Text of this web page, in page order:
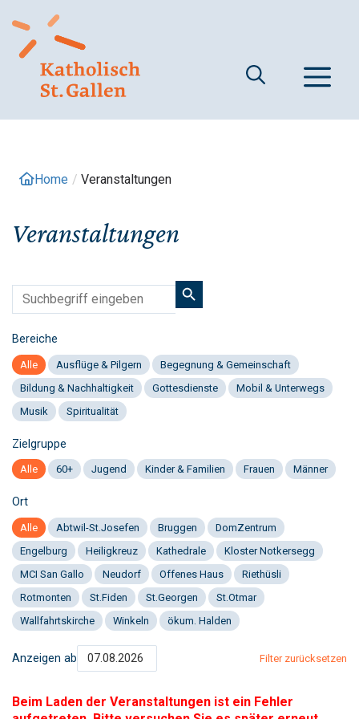
zum
Inhalt
Home / Veranstaltungen
Veranstaltungen
Bereiche
Alle Ausflüge & Pilgern
Begegnung & Gemeinschaft
Bildung & Nachhaltigkeit
Gottesdienste
Mobil & Unterwegs
Musik
Spiritualität
Zielgruppe
Alle 60+ Jugend Kinder & Familien Frauen Männer
Ort
Alle Abtwil-St.Josefen Bruggen
DomZentrum
Engelburg
Heiligkreuz Kathedrale
Kloster Notkersegg
MCI San Gallo
Neudorf Offenes Haus
Riethüsli
Rotmonten
St.Fiden St.Georgen
St.Otmar
Wallfahrtskirche
Winkeln ökum. Halden
Anzeigen ab Filter zurücksetzen
Beim Laden der Veranstaltungen ist ein Fehler